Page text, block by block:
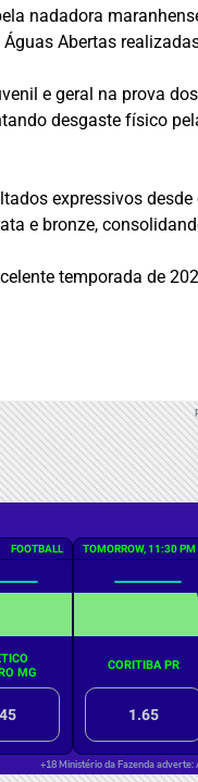
nadadora
Abertas
e geral na prova
desgaste físico
expressivos
e bronze,
temporada de